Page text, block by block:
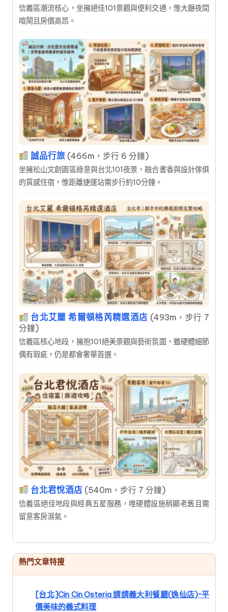
信義區潮流核心，坐擁絕佳101景觀與便利交通，惟大廳夜間
喧鬧且房價高昂。
誠品行旅 (466m，步行 6 分鐘)
坐擁松山文創園區綠意與台北101夜景，融合書香與設計傢俱
的質感住宿，惟距離捷運站需步行約10分鐘。
台北艾麗 希爾頓格芮精選酒店 (493m，步行 7
分鐘)
信義區核心地段，擁抱101絕美景觀與藝術氛圍，雖硬體細節
偶有瑕疵，仍是都會奢華首選。
台北君悅酒店 (540m，步行 7 分鐘)
信義區絕佳地段與經典五星服務，唯硬體設施稍顯老舊且需
留意客房濕氣。
熱門文章特搜
[台北]Cin Cin Osteria 請請義大利餐廳(逸仙店)~平
價美味的義式料理